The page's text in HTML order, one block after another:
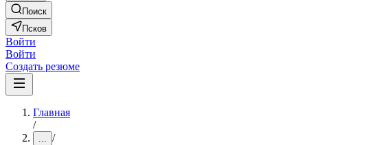
Поиск
Псков
Войти
Войти
Создать резюме
Главная
/
... /